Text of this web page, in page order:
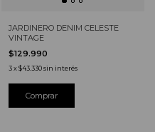
JARDINERO DENIM CELESTE
VINTAGE
$129.990
3 x$43.330 sin interés
Comprar